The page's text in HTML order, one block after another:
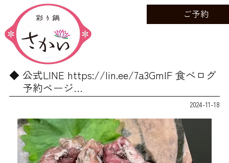
ご予約
公式LINE https://lin.ee/7a3GmIF 食べログ
予約ページ…
2024-11-18
動
画
プ